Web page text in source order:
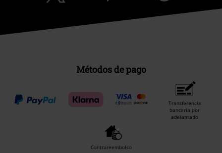
Métodos de pago
Transferencia
bancaria por
adelantado
Contrareembolso